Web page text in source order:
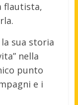
flautista,
sua storia
nella
punto
e i